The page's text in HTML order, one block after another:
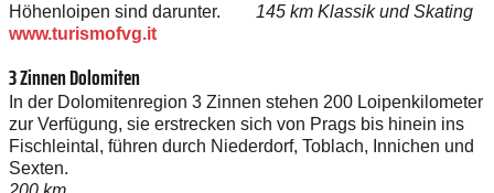
Höhenloipen sind darunter. 145 km Klassik und Skating
www.turismofvg.it
3 Zinnen Dolomiten
In der Dolomitenregion 3 Zinnen stehen 200 Loipenkilometer
zur Verfügung, sie erstrecken sich von Prags bis hinein ins
Fischleintal, führen durch Niederdorf, Toblach, Innichen und
Sexten.